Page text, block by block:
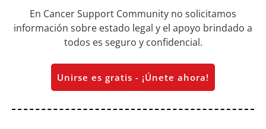
En Cancer Support Community no solicitamos
información sobre estado legal y el apoyo brindado a
todos es seguro y confidencial.
Unirse es gratis - ¡Únete ahora!